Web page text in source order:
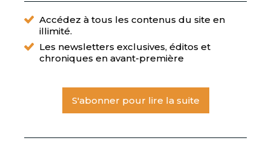
Accédez à tous les contenus du site en
illimité.
Les newsletters exclusives, éditos et
chroniques en avant-première
S'abonner pour lire la suite